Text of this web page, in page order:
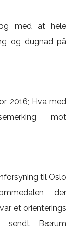
med at hele
og dugnad på
2016; Hva med
mot
til Oslo
der
et orienterings
sendt Bærum